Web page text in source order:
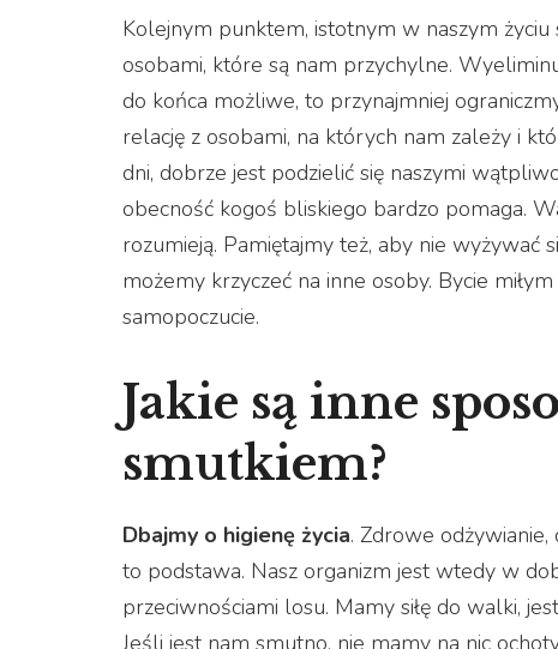
Kolejnym punktem, istotnym w naszym życiu
osobami, które są nam przychylne.
do końca możliwe, to przynajmniej
relację z osobami, na których nam zależy i
dni, dobrze jest podzielić się naszymi
obecność kogoś bliskiego bardzo pomaga.
rozumieją. Pamiętajmy też, aby nie wyżywać
możemy krzyczeć na inne osoby. Bycie
samopoczucie.
Jakie są inne
smutkiem?
Dbajmy o higienę życia. Zdrowe
to podstawa. Nasz organizm jest wtedy w
przeciwnościami losu. Mamy siłę do walki,
Jeśli jest nam smutno, nie mamy na nic